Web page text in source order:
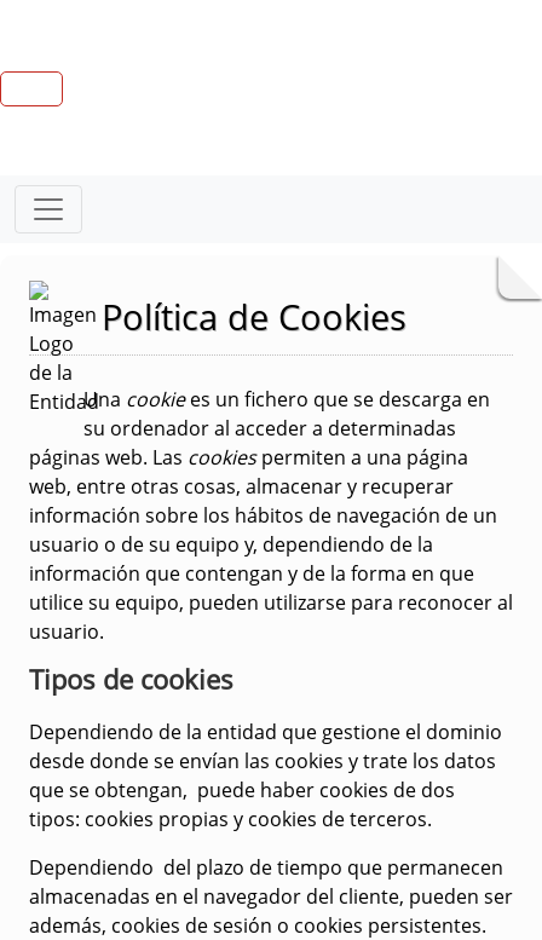
Política de Cookies
Una cookiees un fichero que se descarga en
su ordenador al acceder a determinadas
páginas web. Las cookiespermiten a una página
web, entre otras cosas, almacenar y recuperar
información sobre los hábitos de navegación de un
usuario o de su equipo y, dependiendo de la
información que contengan y de la forma en que
utilice su equipo, pueden utilizarse para reconocer al
usuario.
Tipos de cookies
Dependiendo de la entidad que gestione el dominio
desde donde se envían las cookies y trate los datos
que se obtengan, puede haber cookies de dos
tipos: cookies propias y cookies de terceros.
Dependiendo del plazo de tiempo que permanecen
almacenadas en el navegador del cliente, pueden ser
además, cookies de sesión o cookies persistentes.